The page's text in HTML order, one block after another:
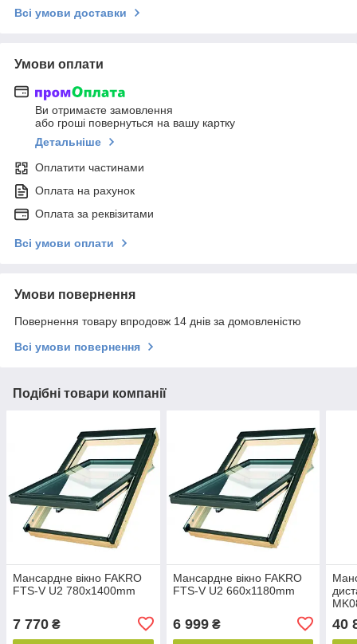
Всі умови доставки
Умови оплати
Ви отримаєте замовлення
або гроші повернуться на вашу картку
Детальніше
Оплатити частинами
Оплата на рахунок
Оплата за реквізитами
Всі умови оплати
Умови повернення
Повернення товару впродовж 14 днів за домовленістю
Всі умови повернення
Подібні товари компанії
Мансардне вікно FAKRO
FTS-V U2 780x1400mm
7 770 ₴
Мансардне вікно FAKRO
FTS-V U2 660x1180mm
6 999₴
мм
40